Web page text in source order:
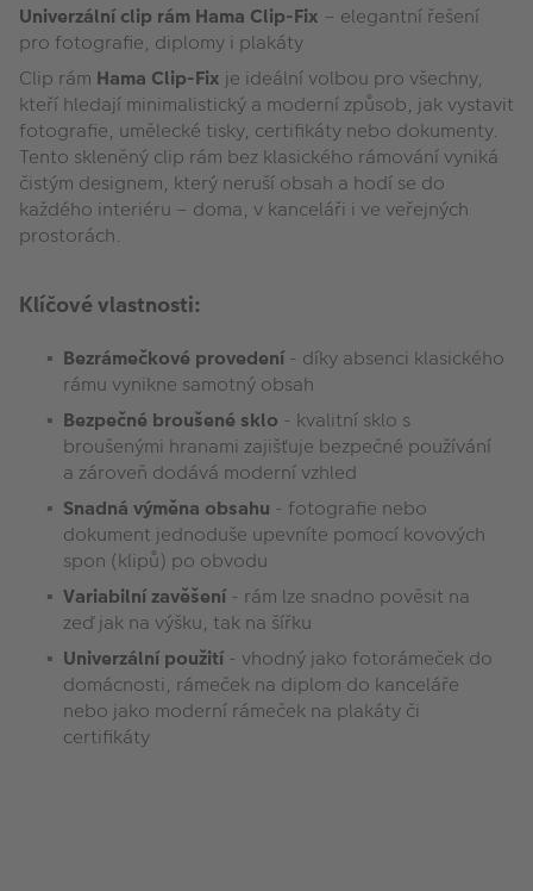
Univerzální clip rám Hama Clip-Fix – elegantní řešení
pro fotografie, diplomy i plakáty
Clip rám Hama Clip-Fix je ideální volbou pro všechny,
kteří hledají minimalistický a moderní způsob, jak vystavit
fotografie, umělecké tisky, certifikáty nebo dokumenty.
Tento skleněný clip rám bez klasického rámování vyniká
čistým designem, který neruší obsah a hodí se do
každého interiéru – doma, v kanceláři i ve veřejných
prostorách.
Klíčové vlastnosti:
Bezrámečkové provedení - díky absenci klasického
rámu vynikne samotný obsah
Bezpečné broušené sklo - kvalitní sklo s
broušenými hranami zajišťuje bezpečné používání
a zároveň dodává moderní vzhled
Snadná výměna obsahu - fotografie nebo
dokument jednoduše upevníte pomocí kovových
spon (klipů) po obvodu
Variabilní zavěšení - rám lze snadno pověsit na
zeď jak na výšku, tak na šířku
Univerzální použití - vhodný jako fotorámeček do
domácnosti, rámeček na diplom do kanceláře
nebo jako moderní rámeček na plakáty či
certifikáty